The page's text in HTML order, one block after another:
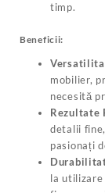
timp.
Beneficii:
mobilier,
necesită
Rezultate
detalii
pasionați
la utilizare